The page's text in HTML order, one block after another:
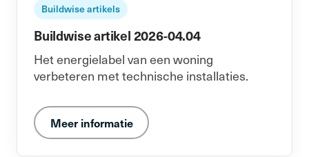
Buildwise artikels
Buildwise artikel 2026-04.04
Het energielabel van een woning
verbeteren met technische installaties.
Meer informatie